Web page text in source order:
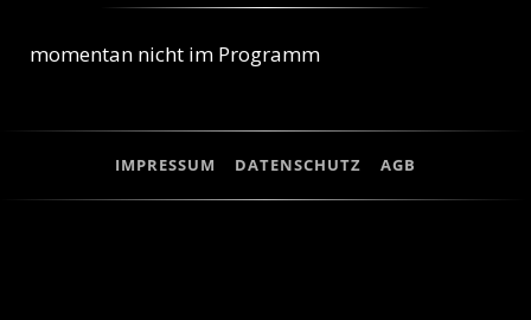
momentan nicht im Programm
IMPRESSUM DATENSCHUTZ AGB